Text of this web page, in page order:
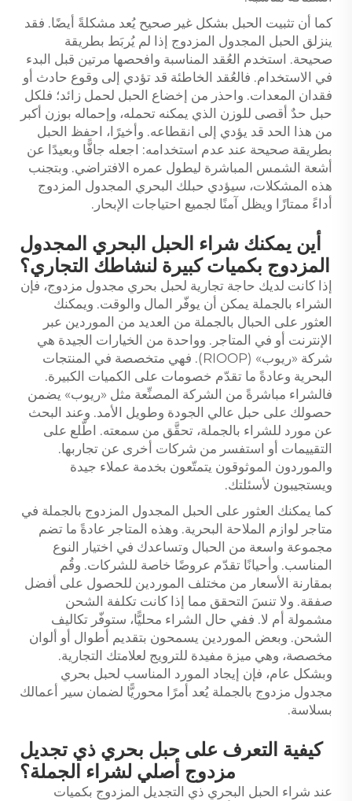
كما أن تثبيت الحبل بشكل غير صحيح يُعد مشكلةً أيضًا. فقد
ينزلق الحبل المجدول المزدوج إذا لم يُربَط بطريقة
صحيحة. استخدم العُقد المناسبة وافحصها مرتين قبل البدء
في الاستخدام. فالعُقد الخاطئة قد تؤدي إلى وقوع حادث أو
فقدان المعدات. واحذر من إخضاع الحبل لحمل زائد؛ فلكل
حبل حدٌ أقصى للوزن الذي يمكنه تحمله، وإحماله بوزن أكبر
من هذا الحد قد يؤدي إلى انقطاعه. وأخيرًا، احفظ الحبل
بطريقة صحيحة عند عدم استخدامه: اجعله جافًّا وبعيدًا عن
أشعة الشمس المباشرة ليطول عمره الافتراضي. وبتجنب
هذه المشكلات، سيؤدي حبلك البحري المجدول المزدوج
أداءً ممتازًا ويظل آمنًا لجميع احتياجات الإبحار.
أين يمكنك شراء الحبل البحري المجدول
المزدوج بكميات كبيرة لنشاطك التجاري؟
إذا كانت لديك حاجة تجارية لحبل بحري مجدول مزدوج، فإن
الشراء بالجملة يمكن أن يوفّر المال والوقت. ويمكنك
العثور على الحبال بالجملة من العديد من الموردين عبر
الإنترنت أو في المتاجر. وواحدة من الخيارات الجيدة هي
شركة «ريوب» (RIOOP). فهي متخصصة في المنتجات
البحرية وعادةً ما تقدّم خصومات على الكميات الكبيرة.
فالشراء مباشرةً من الشركة المصنِّعة مثل «ريوب» يضمن
حصولك على حبل عالي الجودة وطويل الأمد. وعند البحث
عن مورد للشراء بالجملة، تحقَّق من سمعته. اطّلع على
التقييمات أو استفسر من شركات أخرى عن تجاربها.
والموردون الموثوقون يتمتّعون بخدمة عملاء جيدة
ويستجيبون لأسئلتك.
كما يمكنك العثور على الحبل المجدول المزدوج بالجملة في
متاجر لوازم الملاحة البحرية. وهذه المتاجر عادةً ما تضم
مجموعة واسعة من الحبال وتساعدك في اختيار النوع
المناسب. وأحيانًا تقدّم عروضًا خاصة للشركات. وقُم
بمقارنة الأسعار من مختلف الموردين للحصول على أفضل
صفقة. ولا تنسَ التحقق مما إذا كانت تكلفة الشحن
مشمولة أم لا. ففي حال الشراء محليًّا، ستوفّر تكاليف
الشحن. وبعض الموردين يسمحون بتقديم أطوال أو ألوان
مخصصة، وهي ميزة مفيدة للترويج لعلامتك التجارية.
وبشكل عام، فإن إيجاد المورد المناسب لحبل بحري
مجدول مزدوج بالجملة يُعد أمرًا محوريًّا لضمان سير أعمالك
بسلاسة.
كيفية التعرف على حبل بحري ذي تجديل
مزدوج أصلي لشراء الجملة؟
عند شراء الحبل البحري ذي التجديل المزدوج بكميات